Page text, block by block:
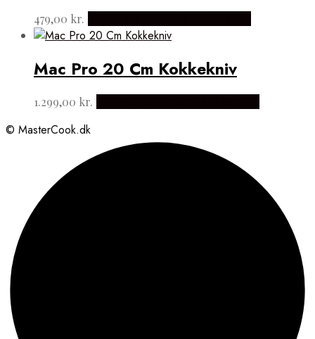
479,00 kr.
Mac Pro 20 Cm Kokkekniv
1.299,00 kr.
© MasterCook.dk